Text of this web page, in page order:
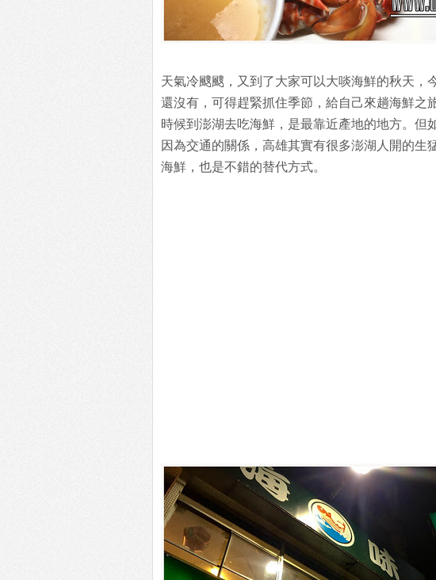
天氣冷颼颼，又到了大家可以大啖海鮮的秋天，
還沒有，可得趕緊抓住季節，給自己來趟海鮮之
時候到澎湖去吃海鮮，是最靠近產地的地方。但
因為交通的關係，高雄其實有很多澎湖人開的生
海鮮，也是不錯的替代方式。